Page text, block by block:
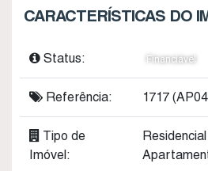
CARACTERÍSTICAS DO
Status: Financiável
Referência: 1717
Tipo de
Imóvel:
Residencial